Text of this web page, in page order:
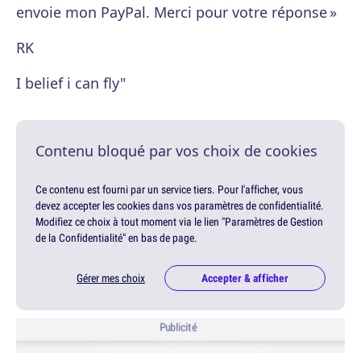
envoie mon PayPal. Merci pour votre réponse »
RK
I belief i can fly"
Contenu bloqué par vos choix de cookies
Ce contenu est fourni par un service tiers. Pour l'afficher, vous
devez accepter les cookies dans vos paramètres de confidentialité.
Modifiez ce choix à tout moment via le lien "Paramètres de Gestion
de la Confidentialité" en bas de page.
Gérer mes choix Accepter & afficher
Publicité